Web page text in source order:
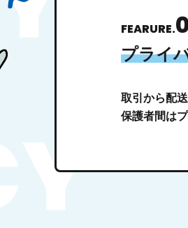
FEARURE.
プライ
取引から配送
保護者間は